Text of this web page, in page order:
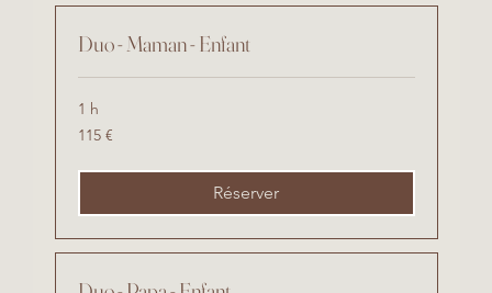
Duo - Maman - Enfant
1 h
115
euros
115 €
Réserver